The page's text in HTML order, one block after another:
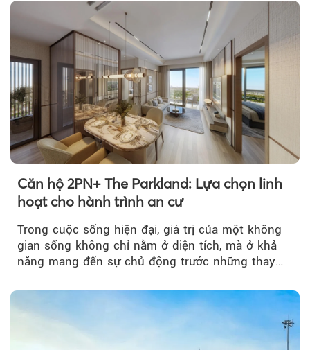
Theo Theo
Căn hộ 2PN+ The Parkland: Lựa chọn linh
hoạt cho hành trình an cư
Trong cuộc sống hiện đại, giá trị của một không
gian sống không chỉ nằm ở diện tích, mà ở khả
năng mang đến sự chủ động trước những thay